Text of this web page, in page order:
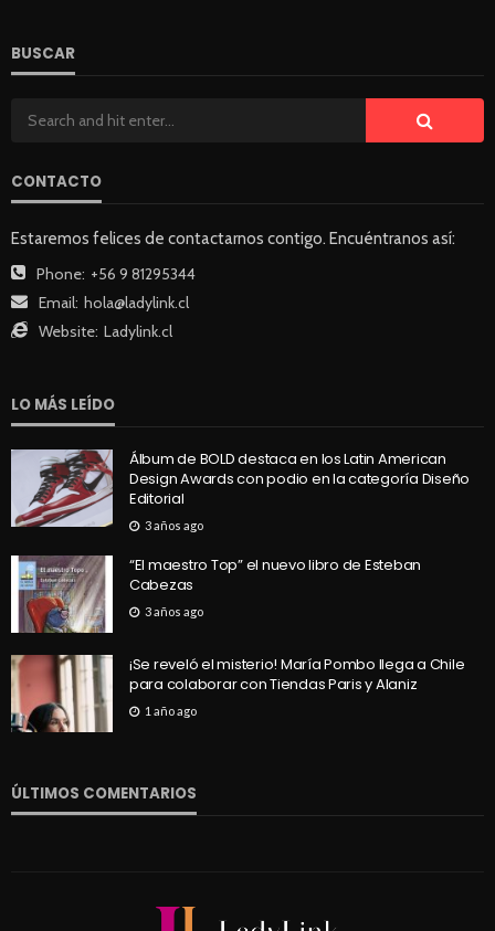
BUSCAR
CONTACTO
Estaremos felices de contactarnos contigo. Encuéntranos así:
Phone: +56 9 81295344
Email: hola@ladylink.cl
Website: Ladylink.cl
LO MÁS LEÍDO
Álbum de BOLD destaca en los Latin American
Design Awards con podio en la categoría Diseño
Editorial
3 años ago
“El maestro Top” el nuevo libro de Esteban
Cabezas
3 años ago
¡Se reveló el misterio! María Pombo llega a Chile
para colaborar con Tiendas Paris y Alaniz
1 año ago
ÚLTIMOS COMENTARIOS